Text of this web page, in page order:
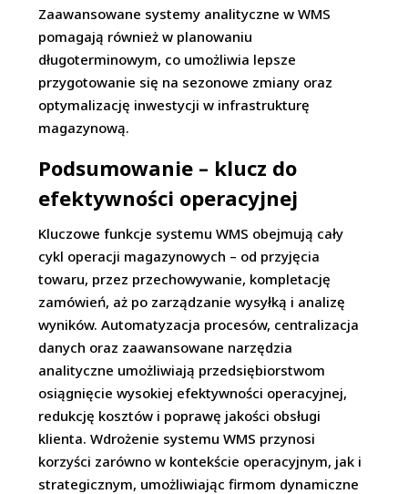
Zaawansowane systemy analityczne w WMS
pomagają również w planowaniu
długoterminowym, co umożliwia lepsze
przygotowanie się na sezonowe zmiany oraz
optymalizację inwestycji w infrastrukturę
magazynową.
Podsumowanie – klucz do
efektywności operacyjnej
Kluczowe funkcje systemu WMS obejmują cały
cykl operacji magazynowych – od przyjęcia
towaru, przez przechowywanie, kompletację
zamówień, aż po zarządzanie wysyłką i analizę
wyników. Automatyzacja procesów, centralizacja
danych oraz zaawansowane narzędzia
analityczne umożliwiają przedsiębiorstwom
osiągnięcie wysokiej efektywności operacyjnej,
redukcję kosztów i poprawę jakości obsługi
klienta. Wdrożenie systemu WMS przynosi
korzyści zarówno w kontekście operacyjnym, jak i
strategicznym, umożliwiając firmom dynamiczne